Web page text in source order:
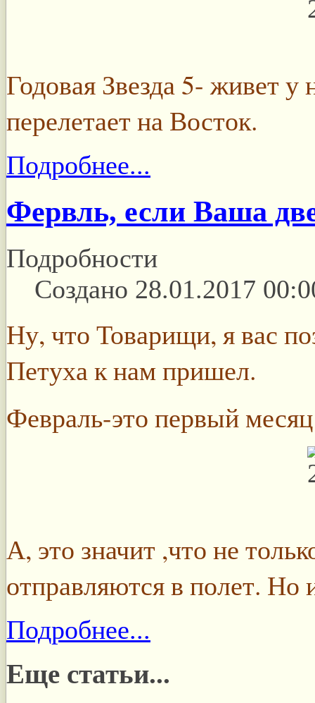
Годовая Звезда 5- живет
перелетает на Восток.
Подробнее...
Фервль, если Ваша
Подробности
Создано 28.01.2017
Ну, что Товарищи, я вас
Петуха к нам пришел.
Февраль-это первый
А, это значит ,что не
отправляются в полет. Но
Подробнее...
Еще статьи...